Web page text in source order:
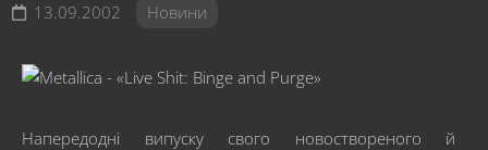
13.09.2002 Новини
Напередодні випуску свого новоствореного й